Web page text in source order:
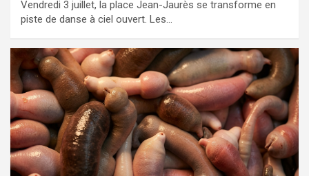
Vendredi 3 juillet, la place Jean-Jaurès se transforme en
piste de danse à ciel ouvert. Les…